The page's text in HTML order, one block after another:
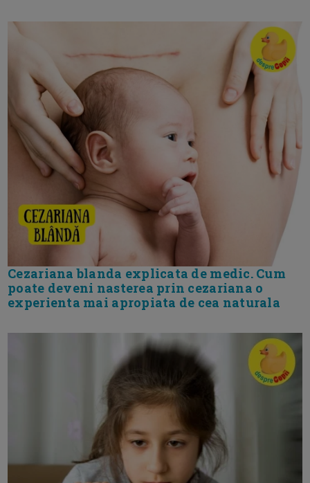
Cezariana blanda explicata de medic. Cum
poate deveni nasterea prin cezariana o
experienta mai apropiata de cea naturala